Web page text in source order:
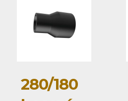
280/180